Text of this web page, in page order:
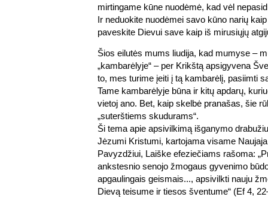
mirtingame kūne nuodėmė, kad vėl
Ir neduokite nuodėmei savo kūno narių
paveskite Dievui save kaip iš mirusiųjų
Šios eilutės mums liudija, kad mumyse –
„kambarėlyje“ – per Krikštą apsigyvena
to, mes turime įeiti į tą kambarėlį, pasiimti
Tame kambarėlyje būna ir kitų apdarų,
vietoj ano. Bet, kaip skelbė pranašas, šie
„suterštiems skudurams“.
Ši tema apie apsivilkimą išganymo
Jėzumi Kristumi, kartojama visame
Pavyzdžiui, Laiške efeziečiams rašoma:
ankstesnio senojo žmogaus gyvenimo
apgaulingais geismais..., apsivilkti nauju
Dievą teisume ir tiesos šventume“ (Ef 4,